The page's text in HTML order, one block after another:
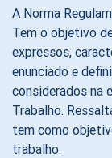
A Norma
Tem o objetivo
expressos,
enunciado e
considerados na
Trabalho.
tem como
trabalho.